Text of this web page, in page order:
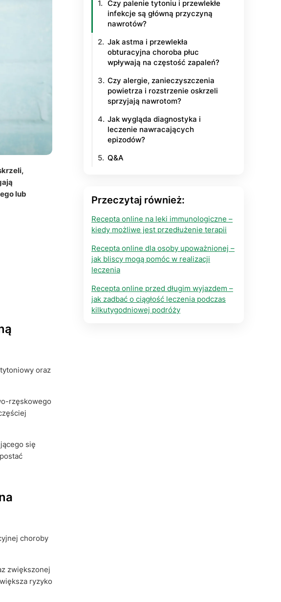
lub
oraz
rzęskowego
się
choroby
zwiększonej
ryzyko
Czy palenie tytoniu i przewlekłe
infekcje są główną przyczyną
nawrotów?
Jak astma i przewlekła
obturacyjna choroba płuc
wpływają na częstość zapaleń?
Czy alergie, zanieczyszczenia
powietrza i rozstrzenie oskrzeli
sprzyjają nawrotom?
Jak wygląda diagnostyka i
leczenie nawracających
epizodów?
Q&A
Przeczytaj również:
Recepta online na leki immunologiczne –
kiedy możliwe jest przedłużenie terapii
Recepta online dla osoby upoważnionej –
jak bliscy mogą pomóc w realizacji
leczenia
Recepta online przed długim wyjazdem –
jak zadbać o ciągłość leczenia podczas
kilkutygodniowej podróży